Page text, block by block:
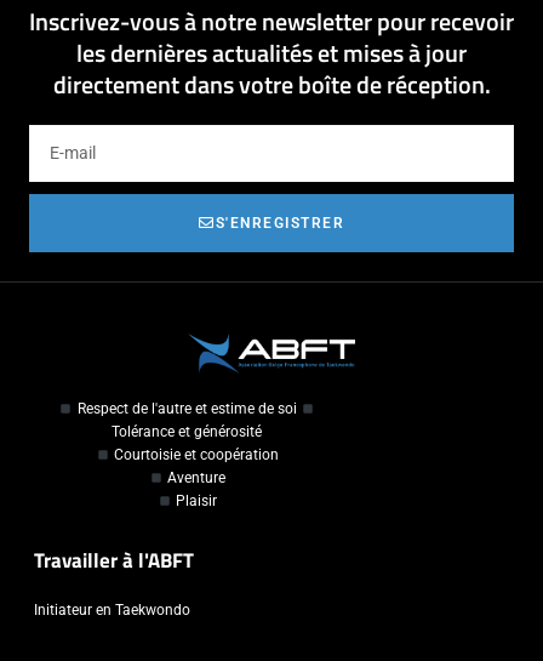
Inscrivez-vous à notre newsletter pour recevoir
les dernières actualités et mises à jour
directement dans votre boîte de réception.
S'ENREGISTRER
Respect de l'autre et estime de soi
Tolérance et générosité
Courtoisie et coopération
Aventure
Plaisir
Travailler à l'ABFT
Initiateur en Taekwondo